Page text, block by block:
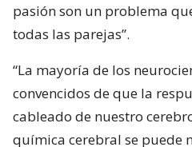
pasión son un problema
todas las parejas”.
“La mayoría de los
convencidos de que la
cableado de nuestro
química cerebral se puede